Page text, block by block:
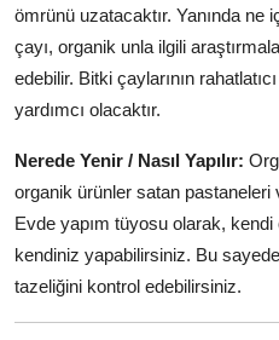
ömrünü uzatacaktır. Yanında
çayı, organik unla ilgili
edebilir. Bitki çaylarının
yardımcı olacaktır.
Nerede Yenir / Nasıl Yapılır:
organik ürünler satan pastaneleri
Evde yapım tüyosu olarak,
kendiniz yapabilirsiniz. Bu
tazeliğini kontrol edebilirsiniz.